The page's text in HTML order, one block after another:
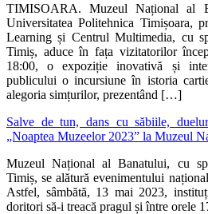
TIMISOARA. Muzeul Național al
Universitatea Politehnica Timișoara,
Learning și Centrul Multimedia, cu
Timiș, aduce în fața vizitatorilor
18:00, o expoziție inovativă și
publicului o incursiune în istoria
alegoria simțurilor, prezentând […]
Salve de tun, dans cu săbiile,
„Noaptea Muzeelor 2023” la Muzeul
Muzeul Național al Banatului, cu
Timiș, se alătură evenimentului
Astfel, sâmbătă, 13 mai 2023,
doritori să-i treacă pragul și între orele